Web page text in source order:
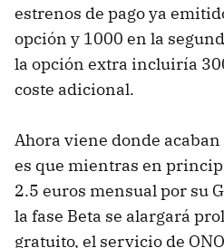
estrenos de pago ya
opción y 1000 en la
la opción extra incluiría
coste adicional.
Ahora viene donde
es que mientras en
2.5 euros mensual por su
la fase Beta se alargará
gratuito, el servicio de